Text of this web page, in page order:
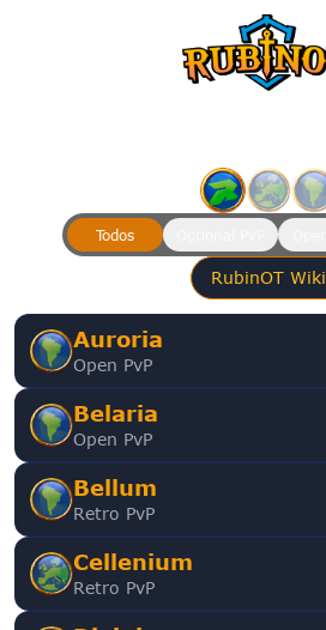
Todos
RubinOT Wiki
Auroria
Open PvP
Belaria
Open PvP
Bellum
Retro PvP
Cellenium
Retro PvP